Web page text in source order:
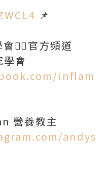
📌
👇🏻官方頻道
學會
inflam
營養教主
andys